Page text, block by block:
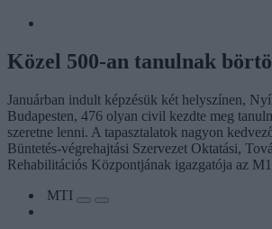
Közel 500-an tanulnak
Januárban indult képzésük két helyszínen,
Budapesten, 476 olyan civil kezdte meg
szeretne lenni. A tapasztalatok nagyon
Büntetés-végrehajtási Szervezet Oktatási,
Rehabilitációs Központjának igazgatója az
MTI